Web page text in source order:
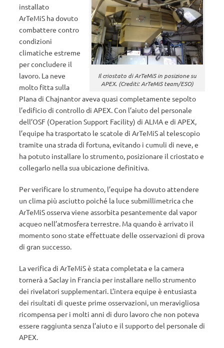
Il criostato di ArTeMiS in posizione su
APEX. (Crediti: ArTeMiS team/ESO)
installato
ArTeMiS ha dovuto
combattere contro
condizioni
climatiche estreme
per concludere il
lavoro. La neve
molto fitta sulla
PIana di Chajnantor aveva quasi completamente sepolto
l’edificio di controllo di APEX. Con l’aiuto del personale
dell’OSF (Operation Support Facility) di ALMA e di APEX,
l’equipe ha trasportato le scatole di ArTeMiS al telescopio
tramite una strada di fortuna, evitando i cumuli di neve, e
ha potuto installare lo strumento, posizionare il criostato e
collegarlo nella sua ubicazione definitiva.
Per verificare lo strumento, l’equipe ha dovuto attendere
un clima più asciutto poiché la luce submillimetrica che
ArTeMiS osserva viene assorbita pesantemente dal vapor
acqueo nell’atmosfera terrestre. Ma quando è arrivato il
momento sono state effettuate delle osservazioni di prova
di gran successo.
La verifica di ArTeMiS è stata completata e la camera
tornerà a Saclay in Francia per installare nello strumento
dei rivelatori supplementari. L’intera equipe è entusiasta
dei risultati di queste prime osservazioni, un meravigliosa
ricompensa per i molti anni di duro lavoro che non poteva
essere raggiunta senza l’aiuto e il supporto del personale di
APEX.